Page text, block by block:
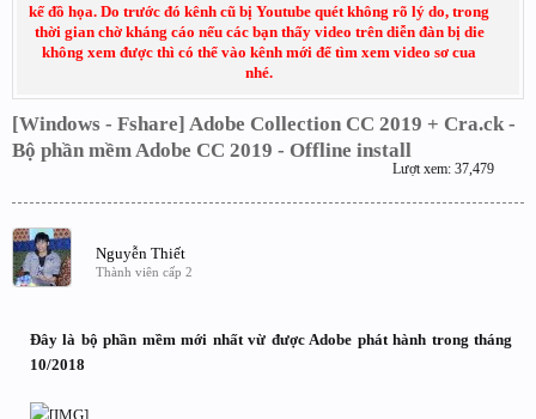
kế đồ họa. Do trước đó kênh cũ bị Youtube quét không rõ lý do, trong
thời gian chờ kháng cáo nếu các bạn thấy video trên diễn đàn bị die
không xem được thì có thể vào kênh mới để tìm xem video sơ cua
nhé.
[Windows - Fshare] Adobe Collection CC 2019 + Cra.ck -
Bộ phần mềm Adobe CC 2019 - Offline install
Lượt xem: 37,479
Nguyễn Thiết
Thành viên cấp 2
Đây là bộ phần mềm mới nhất vừ được Adobe phát hành trong tháng
10/2018